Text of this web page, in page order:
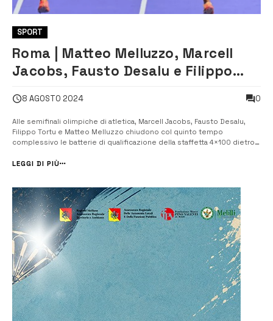
SPORT
Roma | Matteo Melluzzo, Marcell
Jacobs, Fausto Desalu e Filippo
staffetta 4×100
8 AGOSTO 2024 0
Alle semifinali olimpiche di atletica, Marcell Jacobs, Fausto Desalu,
Filippo Tortu e Matteo Melluzzo chiudono col quinto tempo
complessivo le batterie di qualificazione della staffetta 4×100 dietro a
finale di domani sera (9 agosto) alle 19,45. Una finale conquista...
LEGGI DI PIÙ